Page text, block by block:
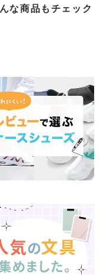
な商品もチェック